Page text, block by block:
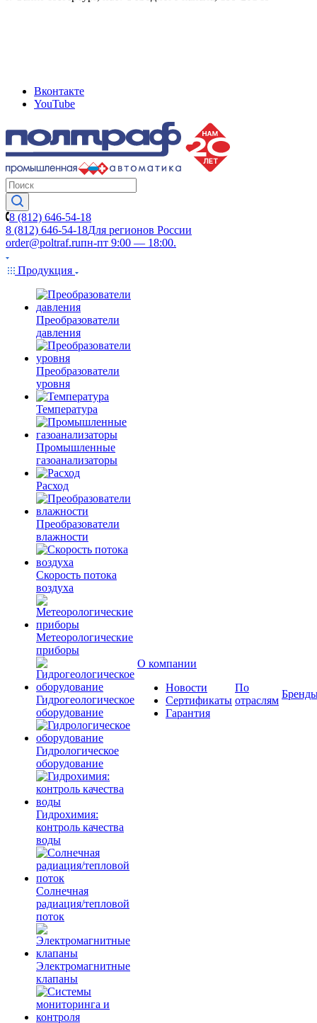
Вконтакте
YouTube
8 (812) 646-54-18
8 (812) 646-54-18Для регионов России
order@poltraf.ruпн-пт 9:00 — 18:00.
Продукция
Преобразователи
давления
Преобразователи
уровня
Температура
Промышленные
газоанализаторы
Расход
Преобразователи
влажности
Скорость потока
воздуха
Метеорологические
приборы
Гидрогеологическое
оборудование
Гидрологическое
оборудование
Гидрохимия:
контроль качества
воды
Солнечная
радиация/тепловой
поток
Электромагнитные
клапаны
О компании
Новости
Сертификаты
Гарантия
По
отраслям